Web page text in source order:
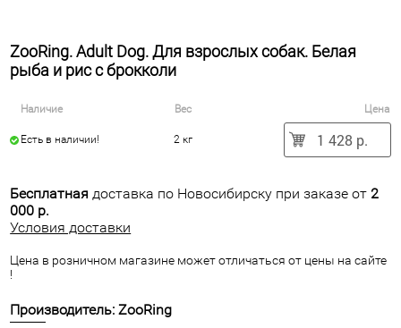
ZooRing. Adult Dog. Для взрослых собак. Белая
рыба и рис с брокколи
Наличие Вес Цена
Есть в наличии! 2 кг 1 428 р.
Бесплатная доставка по Новосибирску при заказе от 2
000 р.
Условия доставки
Цена в розничном магазине может отличаться от цены на сайте
!
Производитель: ZooRing